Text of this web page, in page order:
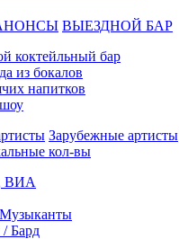
ВЫЕЗДНОЙ БАР
коктейльный бар
из бокалов
напитков
Зарубежные артисты
кол-вы
ВИА
Бард